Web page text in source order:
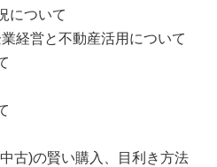
について
経営と不動産活用について
古)の賢い購入、目利き方法